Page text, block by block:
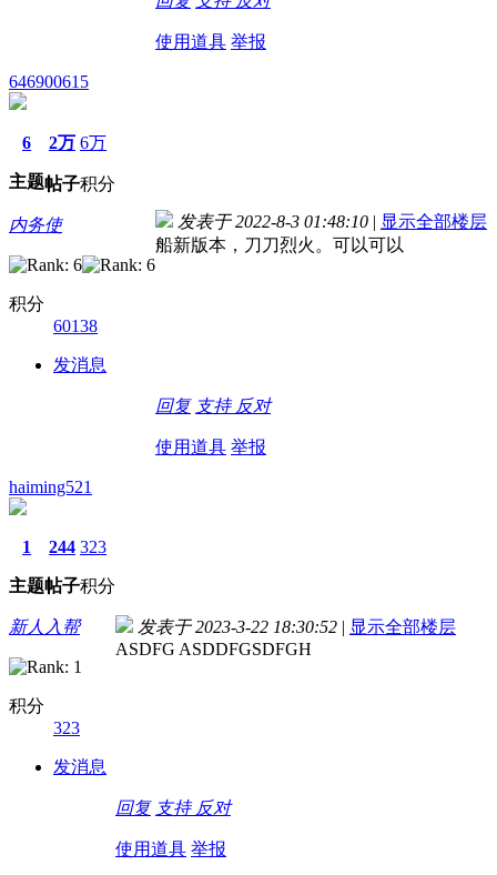
使用道具 举报
646900615
6
主题
2万
帖子
6万
积分
内务使
积分
60138
发消息
发表于 2022-8-3 01:48:10 | 显示全部楼层
船新版本，刀刀烈火。可以可以
回复 支持 反对
使用道具 举报
haiming521
1
主题
244
帖子
323
积分
新人入帮
积分
323
发消息
发表于 2023-3-22 18:30:52 | 显示全部楼层
ASDFG ASDDFGSDFGH
回复 支持 反对
使用道具 举报